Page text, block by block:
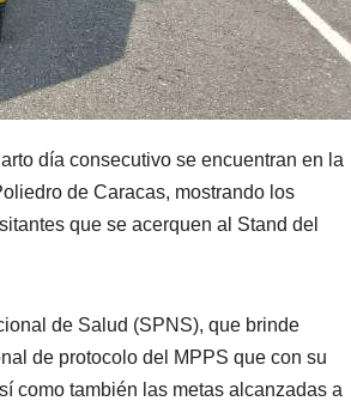
día consecutivo se encuentran en la
de Caracas, mostrando los
que se acerquen al Stand del
de Salud (SPNS), que brinde
de protocolo del MPPS que con su
como también las metas alcanzadas a